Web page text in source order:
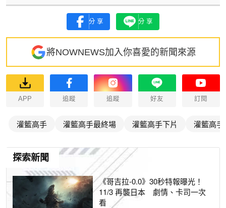
分享 分享
將NOWNEWS加入你喜愛的新聞來源
APP 追蹤 追蹤 好友 訂閱
灌籃高手 灌籃高手最終場 灌籃高手下片 灌籃高
探索新聞
《哥吉拉-0.0》30秒特報曝光！
11/3 再襲日本 劇情、卡司一次
看